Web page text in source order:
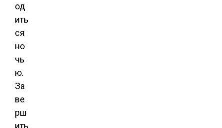
од
ить
ся
но
чь
ю.
За
ве
рш
ить